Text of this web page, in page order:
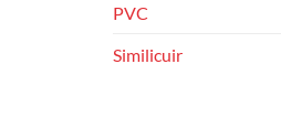
PVC
Similicuir